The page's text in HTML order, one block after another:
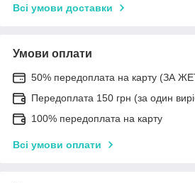
Всі умови доставки
Умови оплати
50% передоплата на карту (ЗА
Передоплата 150 грн (за один
100% передоплата на карту
Всі умови оплати